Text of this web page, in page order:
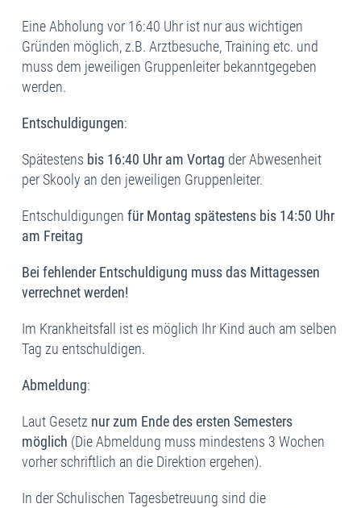
Eine Abholung vor 16:40 Uhr ist nur aus wichtigen
Gründen möglich, z.B. Arztbesuche, Training etc. und
muss dem jeweiligen Gruppenleiter bekanntgegeben
werden.
Entschuldigungen:
Spätestens bis 16:40 Uhr am Vortag der Abwesenheit
per Skooly an den jeweiligen Gruppenleiter.
Entschuldigungen für Montag spätestens bis 14:50 Uhr
am Freitag
Bei fehlender Entschuldigung muss das Mittagessen
verrechnet werden!
Im Krankheitsfall ist es möglich Ihr Kind auch am selben
Tag zu entschuldigen.
Abmeldung:
Laut Gesetz nur zum Ende des ersten Semesters
möglich (Die Abmeldung muss mindestens 3 Wochen
vorher schriftlich an die Direktion ergehen).
In der Schulischen Tagesbetreuung sind die